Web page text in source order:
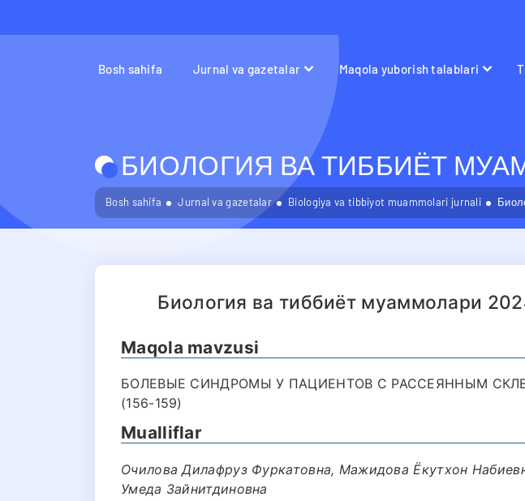
Bosh sahifa Jurnal va gazetalar Maqola yuborish talablari
БИОЛОГИЯ ВА ТИББИЁТ
Bosh sahifa Jurnal va gazetalar Biologiya va tibbiyot muammolari jurnali
Биология ва тиббиёт муаммолари
Maqola mavzusi
БОЛЕВЫЕ СИНДРОМЫ У ПАЦИЕНТОВ С РАССЕЯННЫМ
(156-159)
Mualliflar
Очилова Дилафруз Фуркатовна, Мажидова Ёкутхон
Умеда Зайнитдиновна